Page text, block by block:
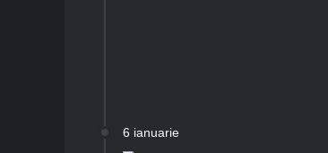
6 ianuarie